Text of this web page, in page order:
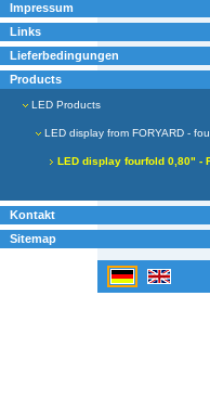
Impressum
Links
Lieferbedingungen
Products
LED Products
LED display from FORYARD -
LED display fourfold 0,80" -
Kontakt
Sitemap